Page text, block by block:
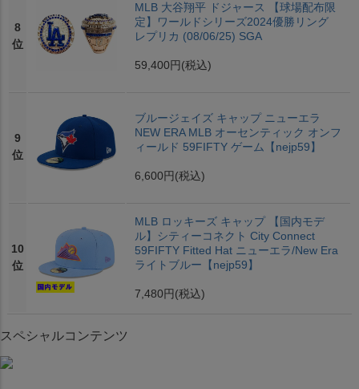
8
位
MLB 大谷翔平 ドジャース 【球場配布限
定】ワールドシリーズ2024優勝リング
レプリカ (08/06/25) SGA
59,400円 (税込)
9
位
ブルージェイズ キャップ ニューエラ
NEW ERA MLB オーセンティック オンフ
ィールド 59FIFTY ゲーム【nejp59】
6,600円 (税込)
10
位
MLB ロッキーズ キャップ 【国内モデ
ル】シティーコネクト City Connect
59FIFTY Fitted Hat ニューエラ/New Era
ライトブルー【nejp59】
7,480円 (税込)
スペシャルコンテンツ